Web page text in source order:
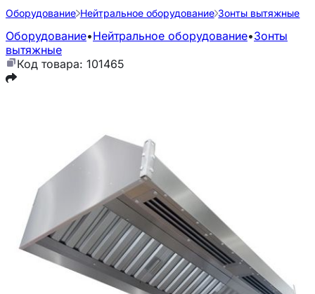
Оборудование Нейтральное оборудование Зонты вытяжные
Оборудование•Нейтральное оборудование•Зонты
вытяжные
Код товара: 101465